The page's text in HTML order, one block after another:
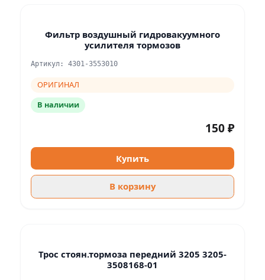
Фильтр воздушный гидровакуумного
усилителя тормозов
Артикул: 4301-3553010
ОРИГИНАЛ
В наличии
150 ₽
Купить
В корзину
Трос стоян.тормоза передний 3205 3205-
3508168-01